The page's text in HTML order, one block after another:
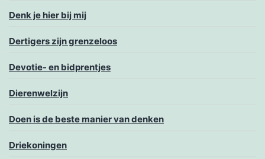
Denk je hier bij mij
Dertigers zijn grenzeloos
Devotie- en bidprentjes
Dierenwelzijn
Doen is de beste manier van denken
Driekoningen